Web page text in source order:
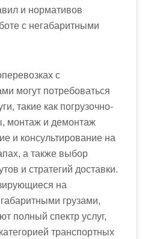
и нормативов
с негабаритными
с
могут потребоваться
такие как погрузочно-
монтаж и демонтаж
и консультирование на
а также выбор
и стратегий доставки.
на
грузами,
полный спектр услуг,
транспортных